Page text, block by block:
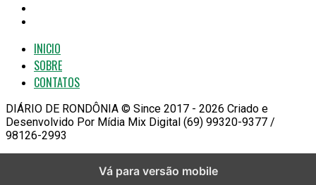
INICIO
SOBRE
CONTATOS
DIÁRIO DE RONDÔNIA © Since 2017 - 2026 Criado e
Desenvolvido Por Mídia Mix Digital (69) 99320-9377 /
98126-2993
Vá para versão mobile